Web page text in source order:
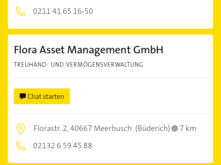
0211 41 65 16-50
Flora Asset Management GmbH
TREUHAND- UND VERMÖGENSVERWALTUNG
Chat starten
Florastr. 2,40667 Meerbusch (Büderich)
7 km
02132 6 59 45 88